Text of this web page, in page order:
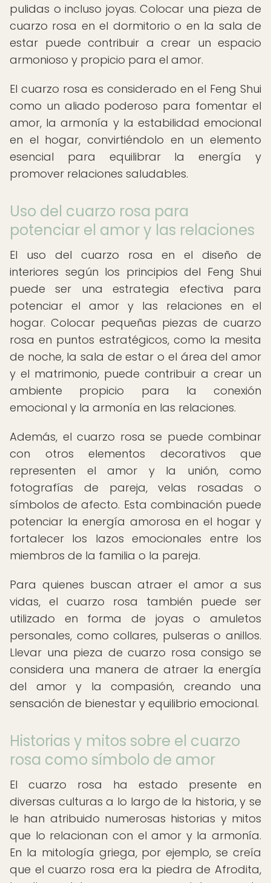
pulidas o incluso joyas. Colocar una pieza de
cuarzo rosa en el dormitorio o en la sala de
estar puede contribuir a crear un espacio
armonioso y propicio para el amor.
El cuarzo rosa es considerado en el Feng Shui
como un aliado poderoso para fomentar el
amor, la armonía y la estabilidad emocional
en el hogar, convirtiéndolo en un elemento
esencial para equilibrar la energía y
promover relaciones saludables.
Uso del cuarzo rosa para
potenciar el amor y las relaciones
El uso del cuarzo rosa en el diseño de
interiores según los principios del Feng Shui
puede ser una estrategia efectiva para
potenciar el amor y las relaciones en el
hogar. Colocar pequeñas piezas de cuarzo
rosa en puntos estratégicos, como la mesita
de noche, la sala de estar o el área del amor
y el matrimonio, puede contribuir a crear un
ambiente propicio para la conexión
emocional y la armonía en las relaciones.
Además, el cuarzo rosa se puede combinar
con otros elementos decorativos que
representen el amor y la unión, como
fotografías de pareja, velas rosadas o
símbolos de afecto. Esta combinación puede
potenciar la energía amorosa en el hogar y
fortalecer los lazos emocionales entre los
miembros de la familia o la pareja.
Para quienes buscan atraer el amor a sus
vidas, el cuarzo rosa también puede ser
utilizado en forma de joyas o amuletos
personales, como collares, pulseras o anillos.
Llevar una pieza de cuarzo rosa consigo se
considera una manera de atraer la energía
del amor y la compasión, creando una
sensación de bienestar y equilibrio emocional.
Historias y mitos sobre el cuarzo
rosa como símbolo de amor
El cuarzo rosa ha estado presente en
diversas culturas a lo largo de la historia, y se
le han atribuido numerosas historias y mitos
que lo relacionan con el amor y la armonía.
En la mitología griega, por ejemplo, se creía
que el cuarzo rosa era la piedra de Afrodita,